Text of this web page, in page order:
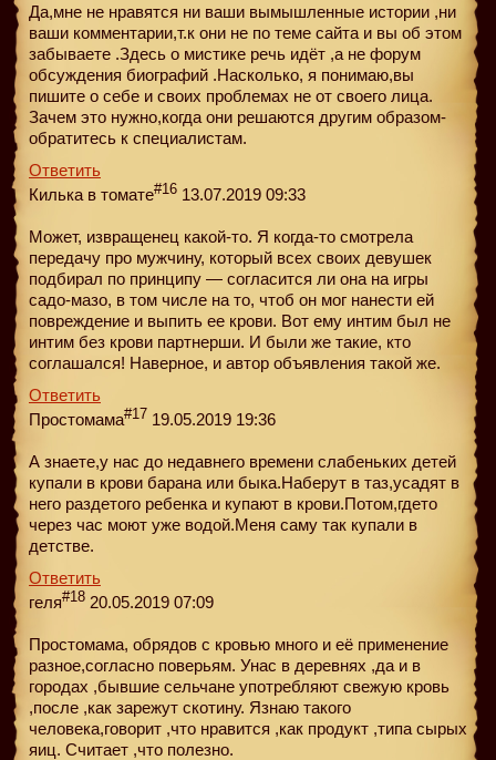
Да,мне не нравятся ни ваши вымышленные истории ,ни
ваши комментарии,т.к они не по теме сайта и вы об этом
забываете .Здесь о мистике речь идёт ,а не форум
обсуждения биографий .Насколько, я понимаю,вы
пишите о себе и своих проблемах не от своего лица.
Зачем это нужно,когда они решаются другим образом-
обратитесь к специалистам.
Ответить
Килька в томате#16 13.07.2019 09:33
Может, извращенец какой-то. Я когда-то смотрела
передачу про мужчину, который всех своих девушек
подбирал по принципу — согласится ли она на игры
садо-мазо, в том числе на то, чтоб он мог нанести ей
повреждение и выпить ее крови. Вот ему интим был не
интим без крови партнерши. И были же такие, кто
соглашался! Наверное, и автор объявления такой же.
Ответить
Простомама#17 19.05.2019 19:36
А знаете,у нас до недавнего времени слабеньких детей
купали в крови барана или быка.Наберут в таз,усадят в
него раздетого ребенка и купают в крови.Потом,гдето
через час моют уже водой.Меня саму так купали в
детстве.
Ответить
геля#18 20.05.2019 07:09
Простомама, обрядов с кровью много и её применение
разное,согласно поверьям. Унас в деревнях ,да и в
городах ,бывшие сельчане употребляют свежую кровь
,после ,как зарежут скотину. Язнаю такого
человека,говорит ,что нравится ,как продукт ,типа сырых
яиц. Считает ,что полезно.